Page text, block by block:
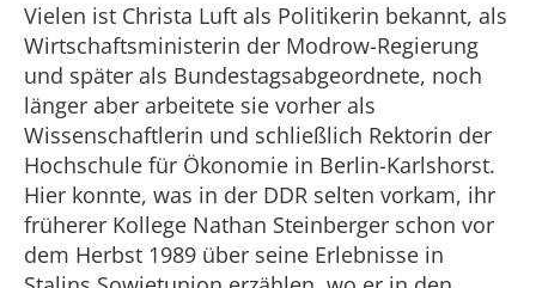
Vielen ist Christa Luft als Politikerin bekannt, als
Wirtschaftsministerin der Modrow-Regierung
und später als Bundestagsabgeordnete, noch
länger aber arbeitete sie vorher als
Wissenschaftlerin und schließlich Rektorin der
Hochschule für Ökonomie in Berlin-Karlshorst.
Hier konnte, was in der DDR selten vorkam, ihr
früherer Kollege Nathan Steinberger schon vor
dem Herbst 1989 über seine Erlebnisse in